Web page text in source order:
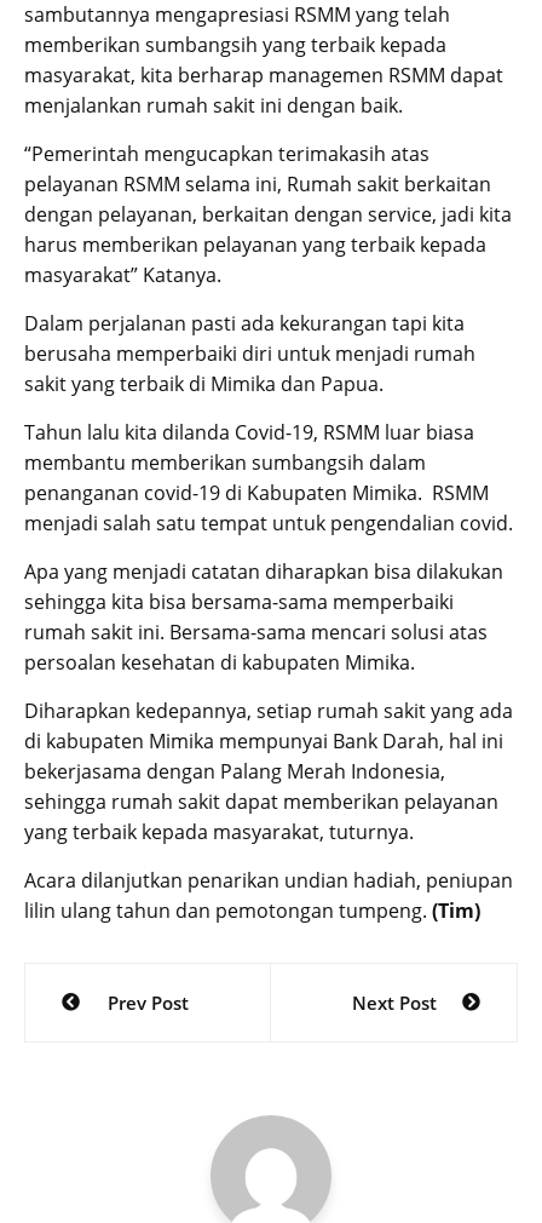
sambutannya mengapresiasi RSMM yang telah
memberikan sumbangsih yang terbaik kepada
masyarakat, kita berharap managemen RSMM dapat
menjalankan rumah sakit ini dengan baik.
“Pemerintah mengucapkan terimakasih atas
pelayanan RSMM selama ini, Rumah sakit berkaitan
dengan pelayanan, berkaitan dengan service, jadi kita
harus memberikan pelayanan yang terbaik kepada
masyarakat” Katanya.
Dalam perjalanan pasti ada kekurangan tapi kita
berusaha memperbaiki diri untuk menjadi rumah
sakit yang terbaik di Mimika dan Papua.
Tahun lalu kita dilanda Covid-19, RSMM luar biasa
membantu memberikan sumbangsih dalam
penanganan covid-19 di Kabupaten Mimika. RSMM
menjadi salah satu tempat untuk pengendalian covid.
Apa yang menjadi catatan diharapkan bisa dilakukan
sehingga kita bisa bersama-sama memperbaiki
rumah sakit ini. Bersama-sama mencari solusi atas
persoalan kesehatan di kabupaten Mimika.
Diharapkan kedepannya, setiap rumah sakit yang ada
di kabupaten Mimika mempunyai Bank Darah, hal ini
bekerjasama dengan Palang Merah Indonesia,
sehingga rumah sakit dapat memberikan pelayanan
yang terbaik kepada masyarakat, tuturnya.
Acara dilanjutkan penarikan undian hadiah, peniupan
lilin ulang tahun dan pemotongan tumpeng. (Tim)
Post
navigation
Prev Post Next Post